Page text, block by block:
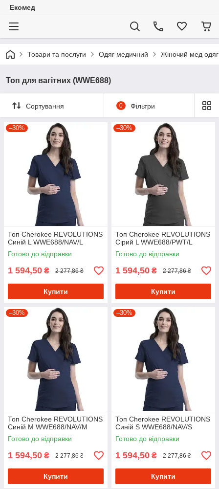
Екомед
Товари та послуги Одяг медичний Жіночий мед одяг
Топ для вагітних (WWE688)
Сортування 0 Фільтри
–30%
Топ Cherokee REVOLUTIONS
Синій L WWE688/NAV/L
Готово до відправки
1 594,50 ₴ 2 277,86 ₴
Купити
–30%
Топ Cherokee REVOLUTIONS
Сірий L WWE688/PWT/L
Готово до відправки
1 594,50 ₴ 2 277,86 ₴
Купити
–30%
Топ Cherokee REVOLUTIONS
Синій M WWE688/NAV/M
Готово до відправки
1 594,50 ₴ 2 277,86 ₴
Купити
–30%
Топ Cherokee REVOLUTIONS
Синій S WWE688/NAV/S
Готово до відправки
1 594,50 ₴ 2 277,86 ₴
Купити